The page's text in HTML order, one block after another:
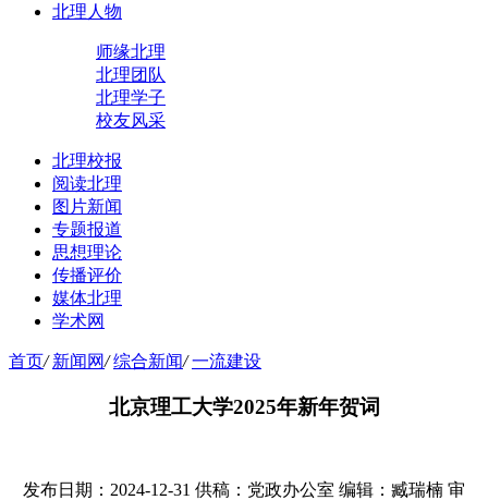
北理人物
师缘北理
北理团队
北理学子
校友风采
北理校报
阅读北理
图片新闻
专题报道
思想理论
传播评价
媒体北理
学术网
首页/ 新闻网/ 综合新闻/ 一流建设
北京理工大学2025年新年贺词
发布日期：2024-12-31 供稿：党政办公室 编辑：臧瑞楠 审